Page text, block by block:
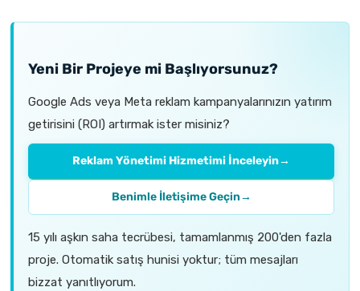
Yeni Bir Projeye mi Başlıyorsunuz?
Google Ads veya Meta reklam kampanyalarınızın yatırım
getirisini (ROI) artırmak ister misiniz?
Reklam Yönetimi Hizmetimi İnceleyin→
Benimle İletişime Geçin→
15 yılı aşkın saha tecrübesi, tamamlanmış 200'den fazla
proje. Otomatik satış hunisi yoktur; tüm mesajları
bizzat yanıtlıyorum.